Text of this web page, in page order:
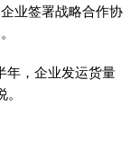
业签署战略合作协
年，企业发运货量